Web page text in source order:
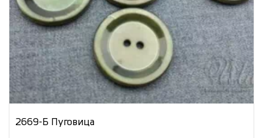
2669-Б Пуговица